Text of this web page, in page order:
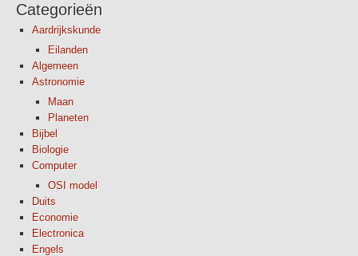
Categorieën
Aardrijkskunde
Eilanden
Algemeen
Astronomie
Maan
Planeten
Bijbel
Biologie
Computer
OSI model
Duits
Economie
Electronica
Engels